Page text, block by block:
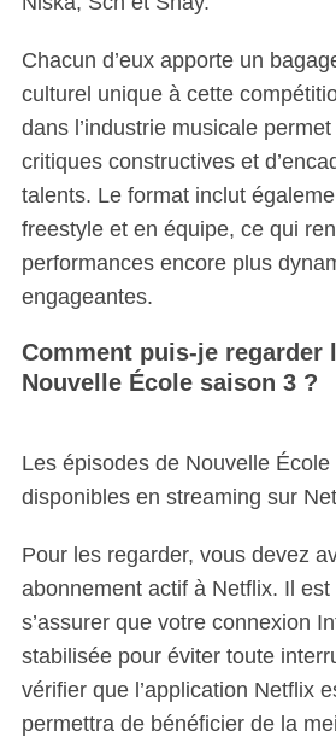
Chacun d’eux apporte un
culturel unique à cette
dans l’industrie musicale permet
critiques constructives et
talents. Le format inclut
freestyle et en équipe, ce qui
performances encore plus
engageantes.
Comment puis-je regarder
Nouvelle École saison 3 ?
Les épisodes de Nouvelle
disponibles en streaming sur
Pour les regarder, vous devez
abonnement actif à Netflix. Il
s’assurer que votre connexion
stabilisée pour éviter toute
vérifier que l’application Netflix
permettra de bénéficier de la